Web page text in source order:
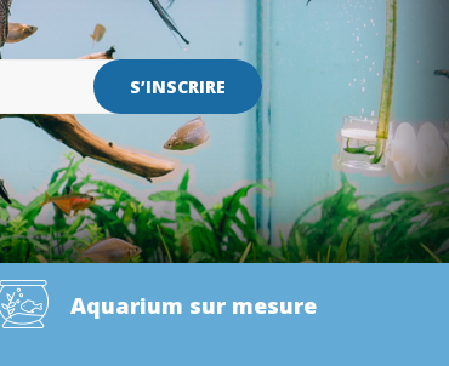
S’INSCRIRE
Aquarium sur mesure